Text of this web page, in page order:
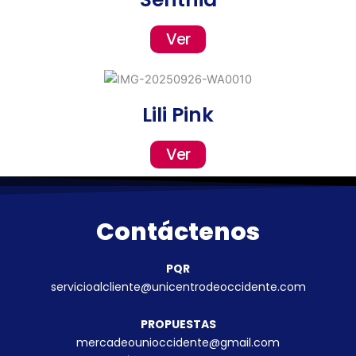
Ver
Lili Pink
Ver
Contáctenos
PQR
servicioalcliente@unicentrodeoccidente.com
PROPUESTAS
mercadeounioccidente@gmail.com